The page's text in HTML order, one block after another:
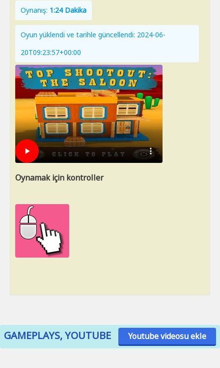
Oynanış: 1:24 Dakika
Oyun yüklendi ve tarihle güncellendi: 2024-06-
20T09:23:57+00:00
Oynamak için kontroller
GAMEPLAYS, YOUTUBE Youtube videosu ekle